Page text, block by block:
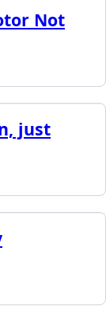
Not
just